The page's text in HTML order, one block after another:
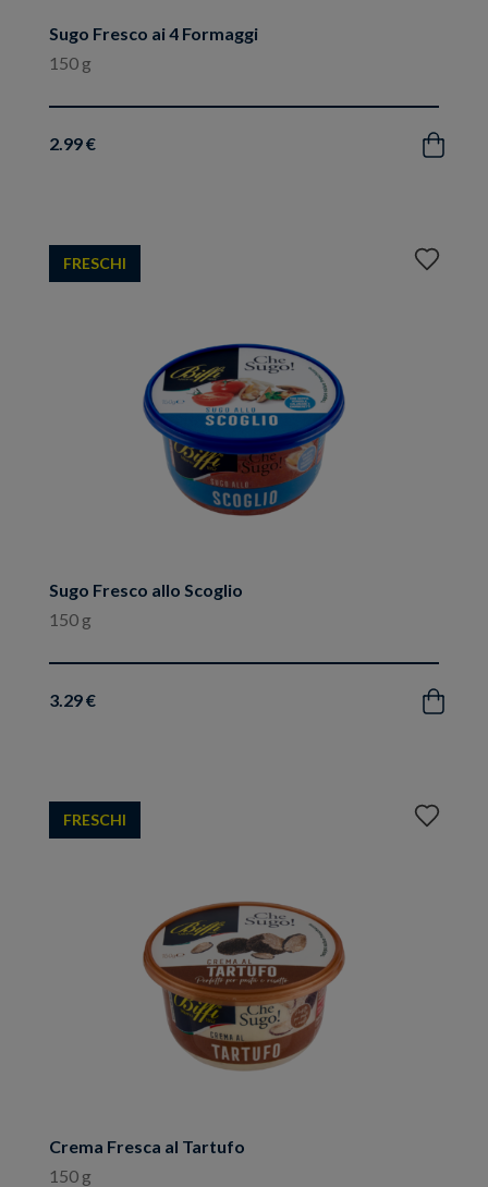
Sugo Fresco ai 4 Formaggi
150 g
2.99 € Acquista
Sugo Fresco allo Scoglio
150 g
3.29 € Acquista
FRESCHI
Aggiungi
Crema Fresca al Tartufo
150 g
FRESCHI
Aggiungi